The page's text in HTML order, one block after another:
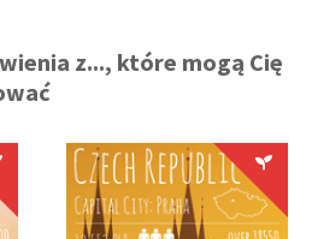
z..., które mogą Cię